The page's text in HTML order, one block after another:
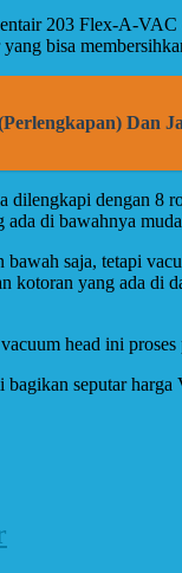
203 Flex-A-
bisa
Dan
dilengkapi dengan 8
di bawahnya
saja, tetapi
kotoran yang ada di
head ini
seputar